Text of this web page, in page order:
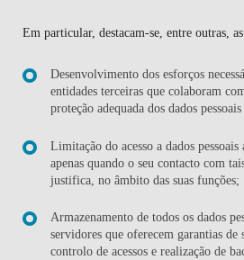
Em particular, destacam-se, entre outras,
Desenvolvimento dos esforços
entidades terceiras que colaboram
proteção adequada dos dados
Limitação do acesso a dados pessoais
apenas quando o seu contacto com
justifica, no âmbito das suas funções;
Armazenamento de todos os dados
servidores que oferecem garantias de
controlo de acessos e realização de